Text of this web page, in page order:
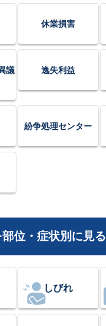
休業損害
議
逸失利益
紛争処理センター
位・症状別に見る
しびれ